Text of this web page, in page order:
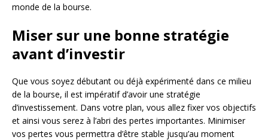
monde de la bourse.
Miser sur une bonne stratégie
avant d’investir
Que vous soyez débutant ou déjà expérimenté dans ce milieu
de la bourse, il est impératif d’avoir une stratégie
d’investissement. Dans votre plan, vous allez fixer vos objectifs
et ainsi vous serez à l’abri des pertes importantes. Minimiser
vos pertes vous permettra d’être stable jusqu’au moment